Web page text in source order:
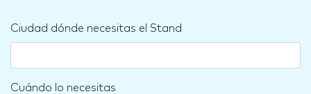
Ciudad dónde necesitas el Stand
Cuándo lo necesitas